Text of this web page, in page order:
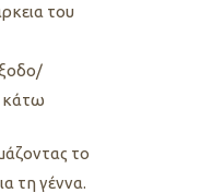
του
κάτω
το
τη γέννα.